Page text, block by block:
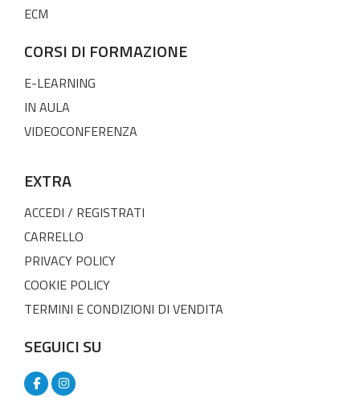
ECM
CORSI DI FORMAZIONE
E-LEARNING
IN AULA
VIDEOCONFERENZA
EXTRA
ACCEDI / REGISTRATI
CARRELLO
PRIVACY POLICY
COOKIE POLICY
TERMINI E CONDIZIONI DI VENDITA
SEGUICI SU